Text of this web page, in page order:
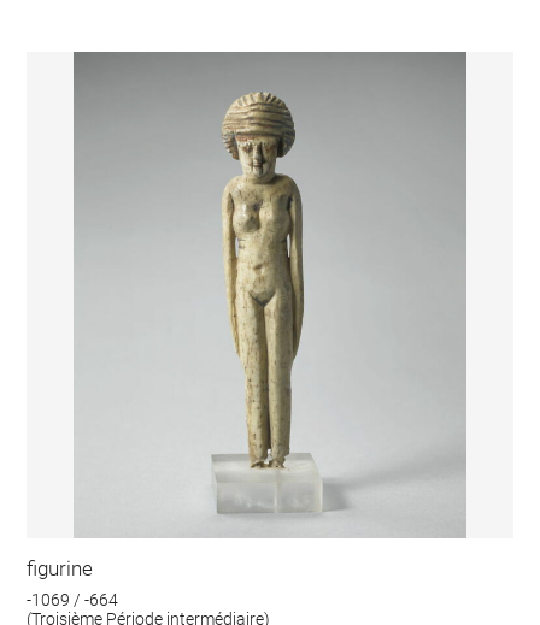
figurine
-1069 / -664
(Troisième Période intermédiaire)